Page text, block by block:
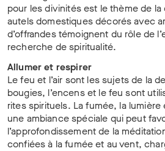
pour les divinités est le thème de
autels domestiques décorés avec
d’offrandes témoignent du rôle de
recherche de spiritualité.
Allumer et respirer
Le feu et l’air sont les sujets de la
bougies, l’encens et le feu sont
rites spirituels. La fumée, la
une ambiance spéciale qui peut
l’approfondissement de la
confiées à la fumée et au vent,